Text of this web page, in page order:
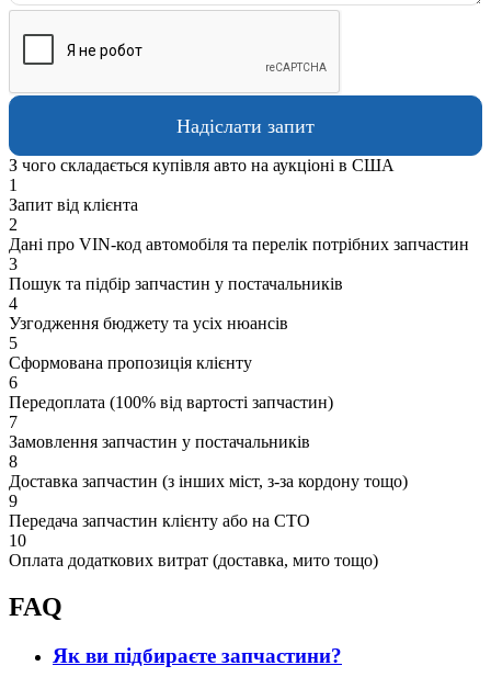
З чого складається купівля авто на аукціоні в США
1
Запит від клієнта
2
Дані про VIN-код автомобіля та перелік потрібних запчастин
3
Пошук та підбір запчастин у постачальників
4
Узгодження бюджету та усіх нюансів
5
Сформована пропозиція клієнту
6
Передоплата (100% від вартості запчастин)
7
Замовлення запчастин у постачальників
8
Доставка запчастин (з інших міст, з-за кордону тощо)
9
Передача запчастин клієнту або на СТО
10
Оплата додаткових витрат (доставка, мито тощо)
FAQ
Як ви підбираєте запчастини?